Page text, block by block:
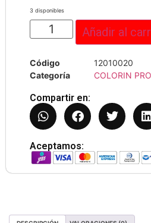
3 disponibles
Añadir al
Código
12010020
Categoría
COLORIN
Compartir en:
Aceptamos: